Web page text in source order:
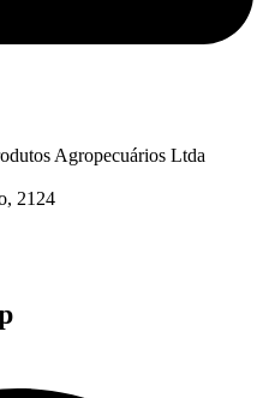
Agropecuários Ltda
2124